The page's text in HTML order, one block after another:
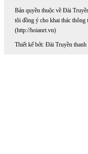
Bản quyền thuộc về Đài
tôi đồng ý cho khai thác
(http://hoianrt.vn)
Thiết kế bởi: Đài Truyền